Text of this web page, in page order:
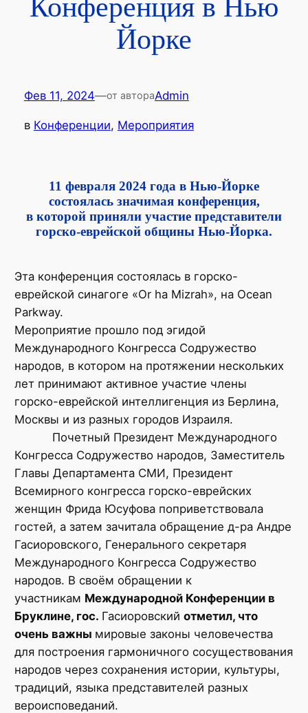
Конференция в Нью
Йорке
Фев 11, 2024—от автораAdmin
в Конференции, Мероприятия
11 февраля 2024 года в Нью-Йорке
состоялась значимая конференция,
в которой приняли участие представители
горско-еврейской общины Нью-Йорка.
Эта конференция состоялась в горско-
еврейской синагоге «Оr ha Mizrah», на Ocean
Рarkway.
Мероприятие прошло под эгидой
Международного Конгресса Содружество
народов, в котором на протяжении нескольких
лет принимают активное участие члены
горско-еврейской интеллигенция из Берлина,
Москвы и из разных городов Израиля.
Почетный Президент Международного
Конгресса Содружество народов, Заместитель
Главы Департамента СМИ, Президент
Всемирного конгресса горско-еврейских
женщин Фрида Юсуфова поприветствовала
гостей, а затем зачитала обращение д-ра Андре
Гасиоровского, Генерального секретаря
Международного Конгресса Содружество
народов. В своём обращении к
участникам Международной Конференции в
Бруклине, гос. Гасиоровскийотметил, что
очень важны мировые законы человечества
для построения гармоничного сосуществования
народов через сохранения истории, культуры,
традиций, языка представителей разных
вероисповеданий.